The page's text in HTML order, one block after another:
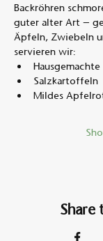
Backröhren
guter alter Art –
Äpfeln, Zwiebeln
servieren wir:
Salzkartoffeln
Mildes
Share